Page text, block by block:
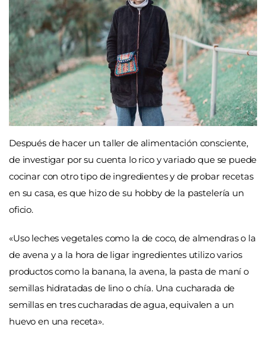
Después de hacer un taller de alimentación consciente,
de investigar por su cuenta lo rico y variado que se puede
cocinar con otro tipo de ingredientes y de probar recetas
en su casa, es que hizo de su hobby de la pastelería un
oficio.
«Uso leches vegetales como la de coco, de almendras o la
de avena y a la hora de ligar ingredientes utilizo varios
productos como la banana, la avena, la pasta de maní o
semillas hidratadas de lino o chía. Una cucharada de
semillas en tres cucharadas de agua, equivalen a un
huevo en una receta».